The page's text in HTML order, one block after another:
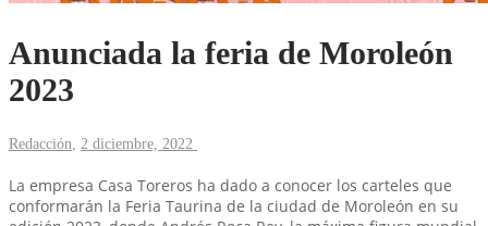
Anunciada la feria de Moroleón
2023
Redacción, 2 diciembre, 2022
La empresa Casa Toreros ha dado a conocer los carteles que
conformarán la Feria Taurina de la ciudad de Moroleón en su